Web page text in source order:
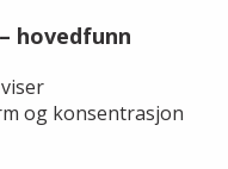
hovedfunn
og konsentrasjon